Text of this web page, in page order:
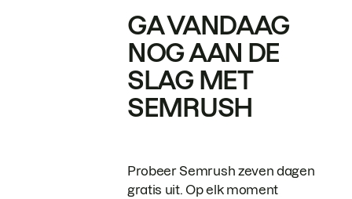
GA VANDAAG
NOG AAN DE
SLAG MET
SEMRUSH
Probeer Semrush zeven dagen
gratis uit. Op elk moment